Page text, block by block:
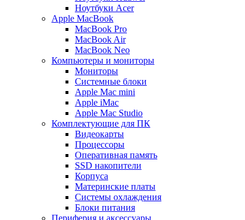
Ноутбуки Acer
Apple MacBook
MacBook Pro
MacBook Air
MacBook Neo
Компьютеры и мониторы
Мониторы
Системные блоки
Apple Mac mini
Apple iMac
Apple Mac Studio
Комплектующие для ПК
Видеокарты
Процессоры
Оперативная память
SSD накопители
Корпуса
Материнские платы
Системы охлаждения
Блоки питания
Периферия и аксессуары